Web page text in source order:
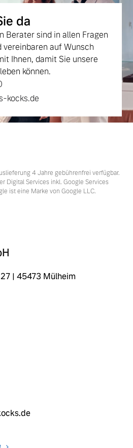
da
Berater sind in allen Fragen
vereinbaren auf Wunsch
Ihnen, damit Sie unsere
können.
kocks.de
4 Jahre gebührenfrei verfügbar.
Digital Services inkl. Google Services
ist eine Marke von Google LLC.
| 45473 Mülheim